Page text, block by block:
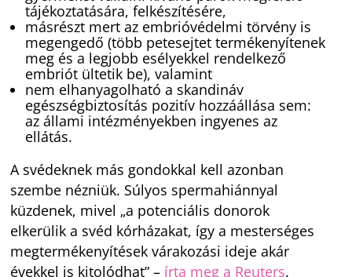
tájékoztatására, felkészítésére,
másrészt mert az embrióvédelmi törvény is
megengedő (több petesejtet termékenyítenek
meg és a legjobb esélyekkel rendelkező
embriót ültetik be), valamint
nem elhanyagolható a skandináv
egészségbiztosítás pozitív hozzáállása sem:
az állami intézményekben ingyenes az
ellátás.
A svédeknek más gondokkal kell azonban
szembe nézniük. Súlyos spermahiánnyal
küzdenek, mivel „a potenciális donorok
elkerülik a svéd kórházakat, így a mesterséges
megtermékenyítések várakozási ideje akár
évekkel is kitolódhat” – írta meg a Reuters.